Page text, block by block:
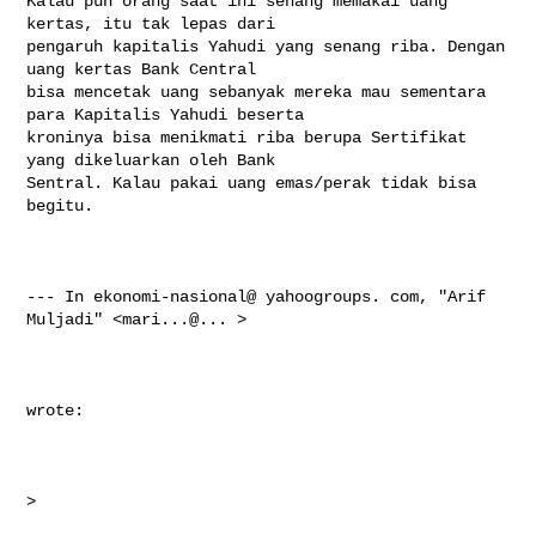
kertas, itu tak lepas dari
pengaruh kapitalis Yahudi yang senang riba. Dengan
uang kertas Bank Central
bisa mencetak uang sebanyak mereka mau sementara
para Kapitalis Yahudi beserta
kroninya bisa menikmati riba berupa Sertifikat
yang dikeluarkan oleh Bank
Sentral. Kalau pakai uang emas/perak tidak bisa
begitu.
--- In ekonomi-nasional@ yahoogroups. com, "Arif
Muljadi" <mari...@... >
wrote:
>